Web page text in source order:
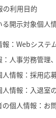
の利用目的
開示対象個人
報：Webシス
：人事労務管理
人情報：採用応
人情報：入退室
の個人情報：お